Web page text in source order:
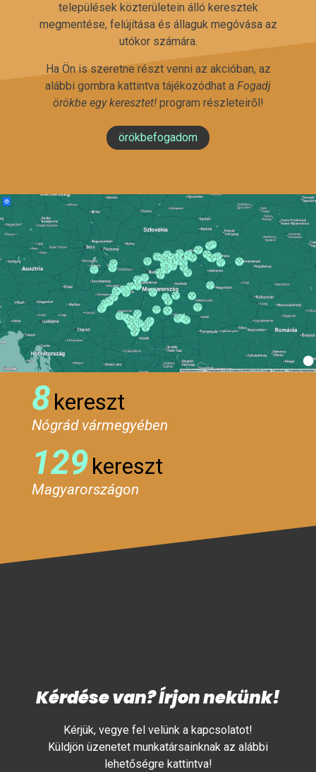
települések közterületein álló keresztek
megmentése, felújítása és állaguk megóvása az
utókor számára.
Ha Ön is szeretne részt venni az akcióban, az
alábbi gombra kattintva tájékozódhat a Fogadj
örökbe egy keresztet!program részleteiről!
örökbefogadom
8kereszt
Nógrád vármegyében
129kereszt
Magyarországon
Kérdése van? Írjon nekünk!
Kérjük, vegye fel velünk a kapcsolatot!
Küldjön üzenetet munkatársainknak az alábbi
lehetőségre kattintva!